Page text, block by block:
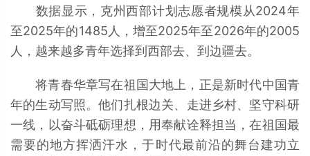
数据显示，克州西部计划志愿者规模从2024年
至2025年的1485人，增至2025年至2026年的2005
人，越来越多青年选择到西部去、到边疆去。
将青春华章写在祖国大地上，正是新时代中国青
年的生动写照。他们扎根边关、走进乡村、坚守科研
一线，以奋斗砥砺理想，用奉献诠释担当，在祖国最
需要的地方挥洒汗水，于时代最前沿的舞台建功立